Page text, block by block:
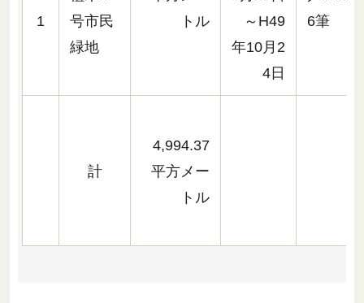
1
号市民
緑地
トル
～H49
年10月2
4日
6筆
計
4,994.37
平方メー
トル